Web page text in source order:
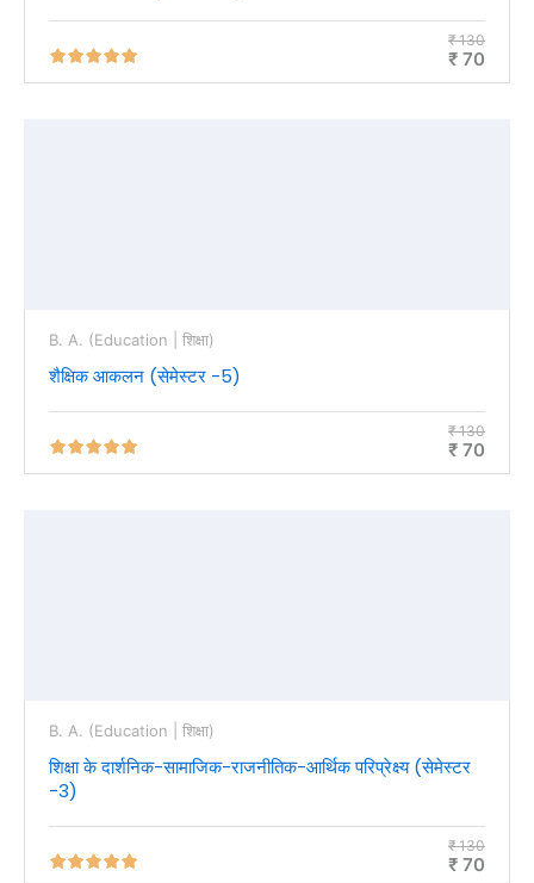
₹ 130
₹ 70
B. A. (Education | शिक्षा)
शैक्षिक आकलन (सेमेस्टर -5)
₹ 130
₹ 70
B. A. (Education | शिक्षा)
शिक्षा के दार्शनिक-सामाजिक-राजनीतिक-आर्थिक परिप्रेक्ष्य (सेमेस्टर
-3)
₹ 130
₹ 70